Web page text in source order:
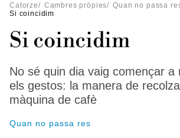
Catorze/ Cambres pròpies/ Quan no passa
Si coincidim
Si coincidim
No sé quin dia vaig començar a
els gestos: la manera de
màquina de cafè
Quan no passa res